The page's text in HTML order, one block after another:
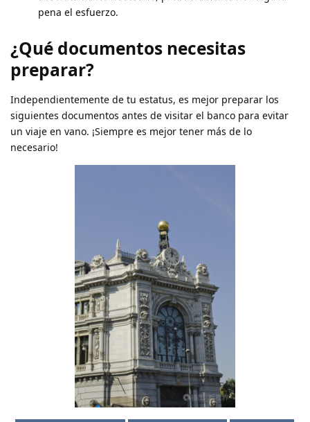
pena el esfuerzo.
¿Qué documentos necesitas
preparar?
Independientemente de tu estatus, es mejor preparar los
siguientes documentos antes de visitar el banco para evitar
un viaje en vano. ¡Siempre es mejor tener más de lo
necesario!